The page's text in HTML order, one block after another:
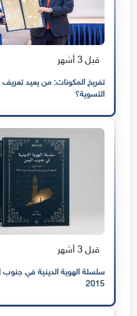
قبل 3 أشهر
تفريخ المكونات: من يعيد تعريف
التسوية؟
قبل 3 أشهر
سلسلة الهوية الدينية في
2015